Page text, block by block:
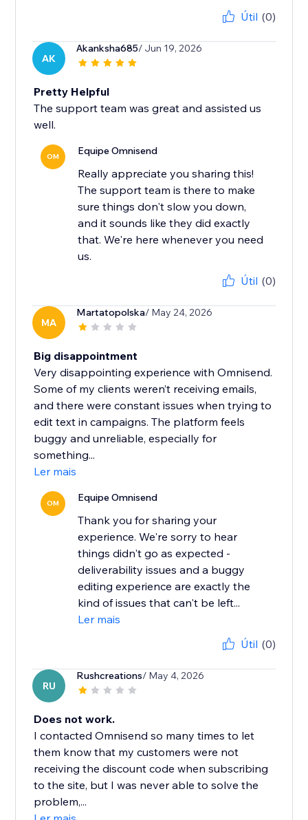
Útil (0)
AK
Akanksha685/ Jun 19, 2026
Pretty Helpful
The support team was great and assisted us
well.
OM Equipe Omnisend
Really appreciate you sharing this!
The support team is there to make
sure things don't slow you down,
and it sounds like they did exactly
that. We're here whenever you need
us.
Útil (0)
MA
Martatopolska/ May 24, 2026
Big disappointment
Very disappointing experience with Omnisend.
Some of my clients weren’t receiving emails,
and there were constant issues when trying to
edit text in campaigns. The platform feels
buggy and unreliable, especially for
something...
Ler mais
OM Equipe Omnisend
Thank you for sharing your
experience. We're sorry to hear
things didn't go as expected -
deliverability issues and a buggy
editing experience are exactly the
kind of issues that can't be left...
Ler mais
Útil (0)
RU
Rushcreations/ May 4, 2026
Does not work.
I contacted Omnisend so many times to let
them know that my customers were not
receiving the discount code when subscribing
to the site, but I was never able to solve the
problem,...